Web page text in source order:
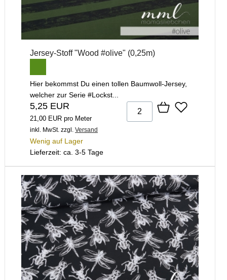
Jersey-Stoff "Wood #olive" (0,25m)
Hier bekommst Du einen tollen Baumwoll-Jersey,
welcher zur Serie #Lockst...
5,25 EUR
21,00 EUR pro Meter
inkl. MwSt. zzgl. Versand
Wenig auf Lager
Lieferzeit: ca. 3-5 Tage